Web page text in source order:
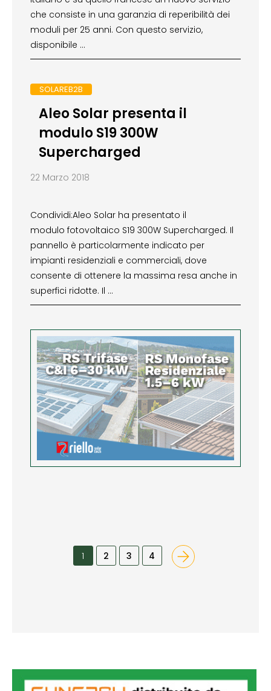
che consiste in una garanzia di reperibilità dei
moduli per 25 anni. Con questo servizio,
disponibile …
SOLAREB2B
Aleo Solar presenta il
modulo S19 300W
Supercharged
22 Marzo 2018
Condividi:Aleo Solar ha presentato il
modulo fotovoltaico S19 300W Supercharged. Il
pannello è particolarmente indicato per
impianti residenziali e commerciali, dove
consente di ottenere la massima resa anche in
superfici ridotte. Il …
1 2 3 4